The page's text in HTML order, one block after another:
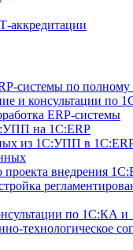
аккредитации
системы по
и консультации по
ERP-системы
на 1С:ERP
из 1С:УПП в
проекта внедрения
по 1С:КА
технологическое